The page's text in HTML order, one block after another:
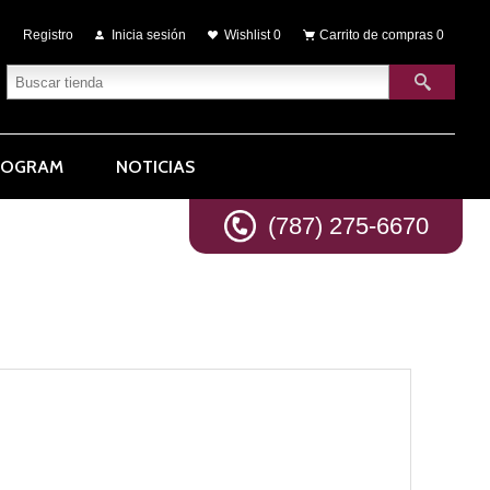
Registro Inicia sesión Wishlist 0 Carrito de compras 0
(787) 275-6670
NOTICIAS